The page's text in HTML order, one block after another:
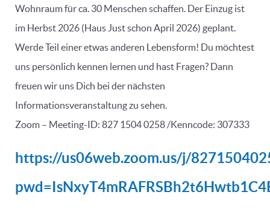
Wohnraum für ca. 30 Menschen schaffen. Der Einzug ist
im Herbst 2026 (Haus Just schon April 2026) geplant.
Werde Teil einer etwas anderen Lebensform! Du möchtest
uns persönlich kennen lernen und hast Fragen? Dann
freuen wir uns Dich bei der nächsten
Informationsveranstaltung zu sehen.
Zoom – Meeting-ID: 827 1504 0258 /Kenncode: 307333
https://us06web.zoom.us/j/